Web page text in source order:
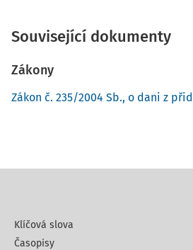
Související dokumenty
Zákony
Zákon č. 235/2004 Sb., o dani z
Klíčová slova
Časopisy